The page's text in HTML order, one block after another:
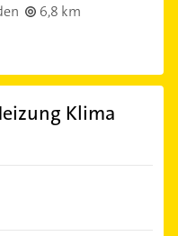
6,8 km
Klima